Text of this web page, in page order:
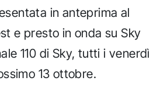
in anteprima al
e presto in onda su Sky
110 di Sky, tutti i venerdì
13 ottobre.